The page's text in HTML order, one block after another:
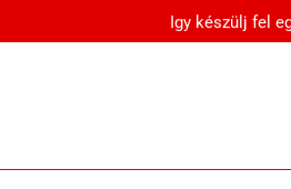
Így készülj fel
még mindig nem tud róla: komoly
a Caladium levele? Ezek
még mindig nem tud róla: komoly